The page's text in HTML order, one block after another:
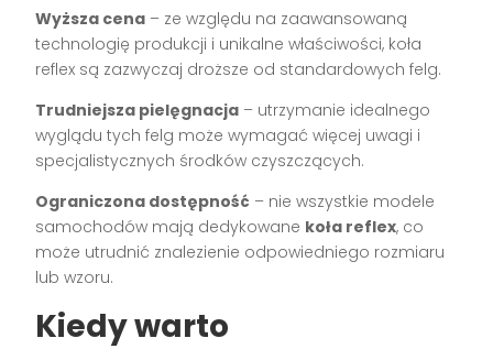
Wyższa cena – ze względu na zaawansowaną
technologię produkcji i unikalne właściwości, koła
reflex są zazwyczaj droższe od standardowych felg.
Trudniejsza pielęgnacja – utrzymanie idealnego
wyglądu tych felg może wymagać więcej uwagi i
specjalistycznych środków czyszczących.
Ograniczona dostępność – nie wszystkie modele
samochodów mają dedykowane koła reflex, co
może utrudnić znalezienie odpowiedniego rozmiaru
lub wzoru.
Kiedy warto